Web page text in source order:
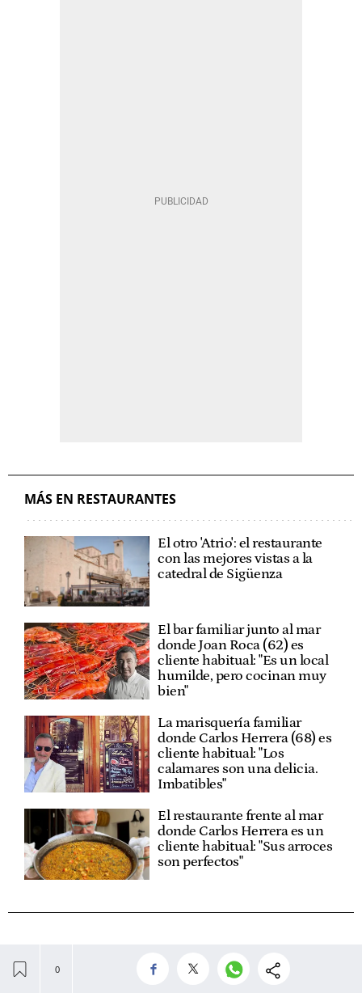
MÁS EN RESTAURANTES
El otro 'Atrio': el restaurante
con las mejores vistas a la
catedral de Sigüenza
El bar familiar junto al mar
donde Joan Roca (62) es
cliente habitual: "Es un local
humilde, pero cocinan muy
bien"
La marisquería familiar
donde Carlos Herrera (68) es
cliente habitual: "Los
calamares son una delicia.
Imbatibles"
El restaurante frente al mar
donde Carlos Herrera es un
cliente habitual: "Sus arroces
son perfectos"